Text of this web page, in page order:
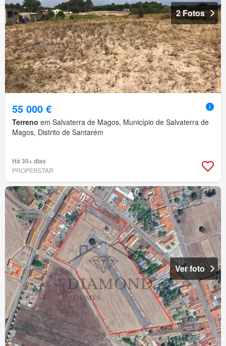
2 Fotos
55 000 €
Terreno em Salvaterra de Magos, Município de Salvaterra de
Magos, Distrito de Santarém
Há 30+ dias
PROPERSTAR
Ver foto